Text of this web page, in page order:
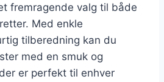
fremragende valg til både
Med enkle
tilberedning kan du
med en smuk og
er perfekt til enhver